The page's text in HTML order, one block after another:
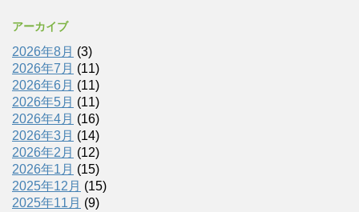
アーカイブ
2026年8月 (3)
2026年7月 (11)
2026年6月 (11)
2026年5月 (11)
2026年4月 (16)
2026年3月 (14)
2026年2月 (12)
2026年1月 (15)
2025年12月 (15)
2025年11月 (9)